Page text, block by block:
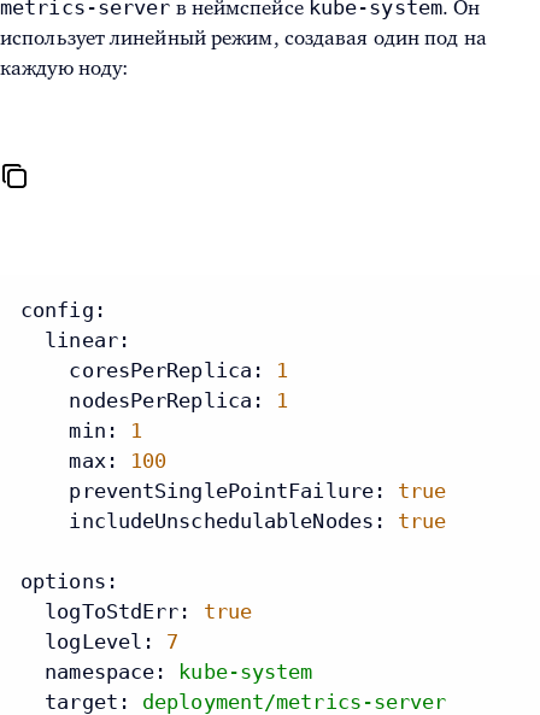
metrics-server в неймспейсе kube-system. Он
использует линейный режим, создавая один под на
каждую ноду:
config:
linear:
coresPerReplica:
1
nodesPerReplica:
1
min:
1
max:
100
preventSinglePointFailure:
true
includeUnschedulableNodes:
true
options:
logToStdErr:
true
logLevel:
7
namespace:
kube-system
target:
deployment/metrics-server